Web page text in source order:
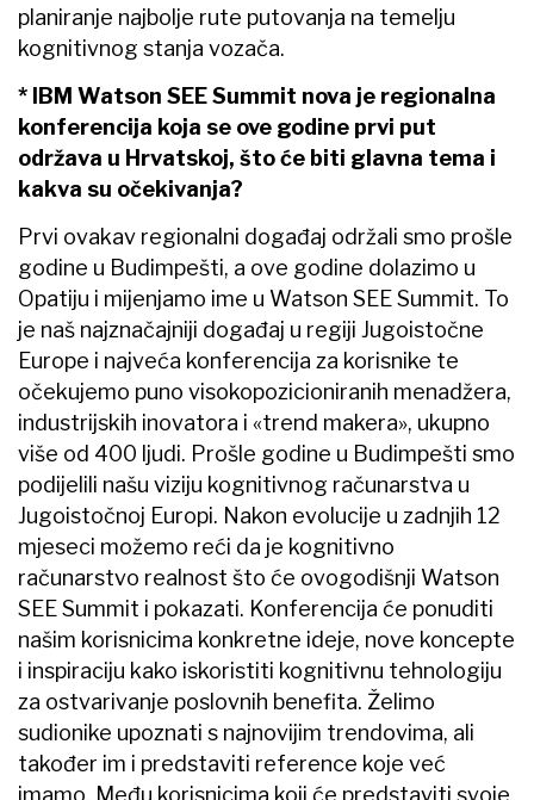
planiranje najbolje rute putovanja na temelju
kognitivnog stanja vozača.
* IBM Watson SEE Summit nova je regionalna
konferencija koja se ove godine prvi put
održava u Hrvatskoj, što će biti glavna tema i
kakva su očekivanja?
Prvi ovakav regionalni događaj održali smo prošle
godine u Budimpešti, a ove godine dolazimo u
Opatiju i mijenjamo ime u Watson SEE Summit. To
je naš najznačajniji događaj u regiji Jugoistočne
Europe i najveća konferencija za korisnike te
očekujemo puno visokopozicioniranih menadžera,
industrijskih inovatora i «trend makera», ukupno
više od 400 ljudi. Prošle godine u Budimpešti smo
podijelili našu viziju kognitivnog računarstva u
Jugoistočnoj Europi. Nakon evolucije u zadnjih 12
mjeseci možemo reći da je kognitivno
računarstvo realnost što će ovogodišnji Watson
SEE Summit i pokazati. Konferencija će ponuditi
našim korisnicima konkretne ideje, nove koncepte
i inspiraciju kako iskoristiti kognitivnu tehnologiju
za ostvarivanje poslovnih benefita. Želimo
sudionike upoznati s najnovijim trendovima, ali
također im i predstaviti reference koje već
imamo. Među korisnicima koji će predstaviti svoje